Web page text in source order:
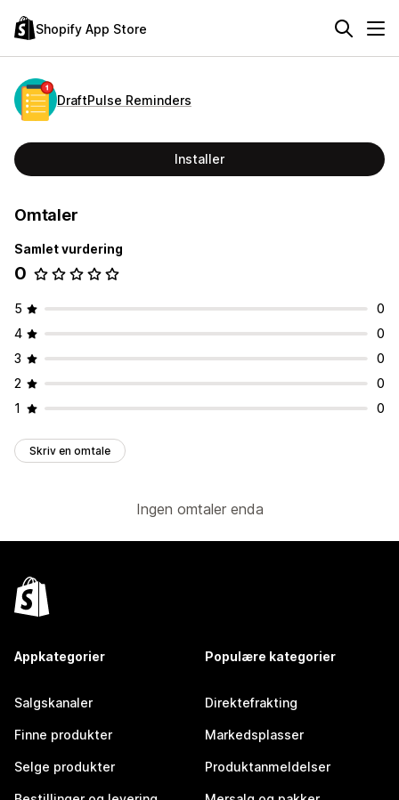
Shopify App Store
DraftPulse Reminders
Installer
Omtaler
Samlet vurdering
0
5
0
4
0
3
0
2
0
1
0
Skriv en omtale
Ingen omtaler enda
Appkategorier
Salgskanaler
Finne produkter
Selge produkter
Populære kategorier
Direktefrakting
Markedsplasser
Produktanmeldelser